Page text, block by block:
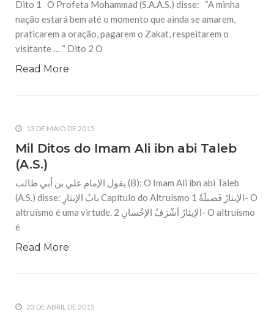
26 DE SETEMBRO DE 2014
Educação e Conhecimento
O Profeta Mohammad (S.A.A.S.) disse: “Eduquem os seus
Alcorão”. O Profeta Mohammad (S.A.A.S.) disse: “O melhor
O Profeta Mohammad (S.A.A.S.) disse: “Aquele que indica o
(S.A.A.S.) disse: “A devoção que caminha junto a atos ilícitos
é como uma construção na areia”. O
Dito 1 O Profeta Mohammad (S.A.A.S.) disse: “A minha
nação estará bem até o momento que ainda se amarem,
praticarem a oração, pagarem o Zakat, respeitarem o
visitante … “ Dito 2 O
Read More
13 DE MAIO DE 2015
Mil Ditos do Imam Ali ibn abi Taleb
(A.S.)
يقول الإمام علي بن أبي طالب (B): O Imam Ali ibn abi Taleb
(A.S.) disse: بابُ الإيثارِ Capítulo do Altruísmo الإيثارُ فَضيلَةٌ 1- O
altruísmo é uma virtude. الإيثارُ اَشْرَفُ الإحْسانِ 2- O altruísmo
é
Read More
23 DE ABRIL DE 2015